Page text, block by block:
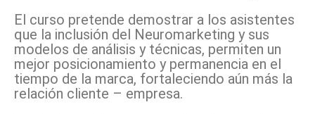
El curso pretende demostrar a los asistentes
que la inclusión del Neuromarketing y sus
modelos de análisis y técnicas, permiten un
mejor posicionamiento y permanencia en el
tiempo de la marca, fortaleciendo aún más la
relación cliente – empresa.